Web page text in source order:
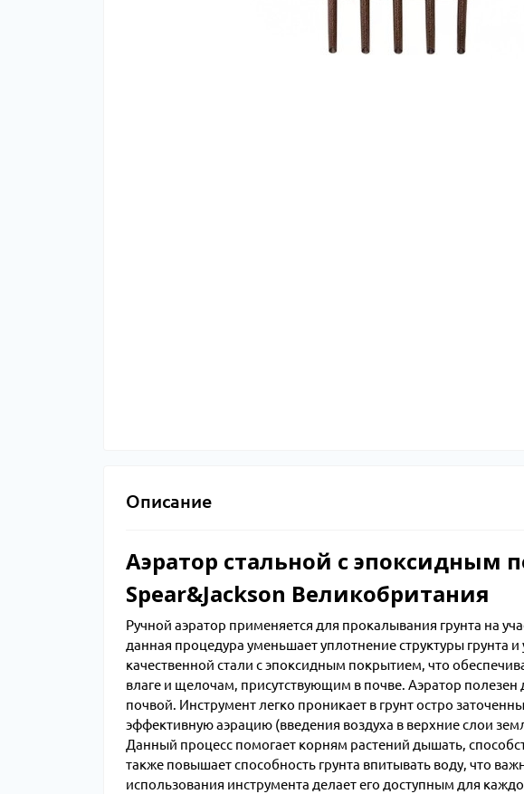
Описание
Аэратор стальной с эпоксидным
Spear&Jackson Великобритания
Ручной аэратор применяется для прокалывания грунта на
данная процедура уменьшает уплотнение структуры грунта
качественной стали с эпоксидным покрытием, что
влаге и щелочам, присутствующим в почве. Аэратор
почвой. Инструмент легко проникает в грунт остро
эффективную аэрацию (введения воздуха в верхние слои
Данный процесс помогает корням растений дышать,
также повышает способность грунта впитывать воду, что
использования инструмента делает его доступным для